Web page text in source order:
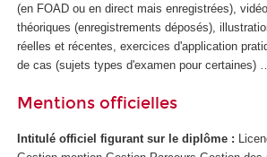
(en FOAD ou en direct mais enregistrées),
théoriques (enregistrements déposés),
réelles et récentes, exercices d'application
de cas (sujets types d'examen pour certaines) …
Mentions officielles
Intitulé officiel figurant sur le diplôme :